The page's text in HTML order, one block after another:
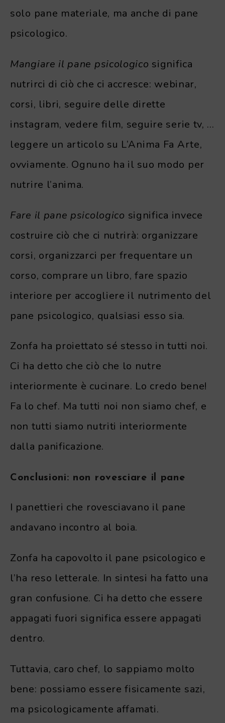
solo pane materiale, ma anche di pane
psicologico.
Mangiare il pane psicologico significa
nutrirci di ciò che ci accresce: webinar,
corsi, libri, seguire delle dirette
instagram, vedere film, seguire serie tv, …
leggere un articolo su L’Anima Fa Arte,
ovviamente. Ognuno ha il suo modo per
nutrire l’anima.
Fare il pane psicologico significa invece
costruire ciò che ci nutrirà: organizzare
corsi, organizzarci per frequentare un
corso, comprare un libro, fare spazio
interiore per accogliere il nutrimento del
pane psicologico, qualsiasi esso sia.
Zonfa ha proiettato sé stesso in tutti noi.
Ci ha detto che ciò che lo nutre
interiormente è cucinare. Lo credo bene!
Fa lo chef. Ma tutti noi non siamo chef, e
non tutti siamo nutriti interiormente
dalla panificazione.
Conclusioni: non rovesciare il pane
I panettieri che rovesciavano il pane
andavano incontro al boia.
Zonfa ha capovolto il pane psicologico e
l’ha reso letterale. In sintesi ha fatto una
gran confusione. Ci ha detto che essere
appagati fuori significa essere appagati
dentro.
Tuttavia, caro chef, lo sappiamo molto
bene: possiamo essere fisicamente sazi,
ma psicologicamente affamati.